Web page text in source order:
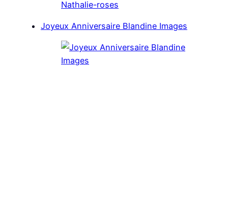
Joyeux Anniversaire Blandine Images